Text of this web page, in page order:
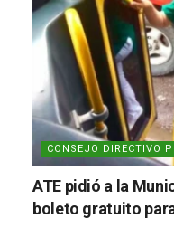
CONSEJO DIRECTIVO
ATE pidió a la
boleto gratuito